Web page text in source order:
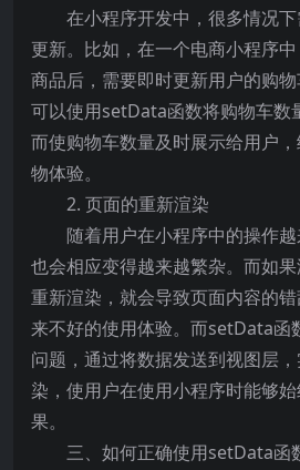
在小程序开发中，很多情况
更新。比如，在一个电商小程序
商品后，需要即时更新用户的购
可以使用setData函数将购物车数
而使购物车数量及时展示给用户
物体验。
2. 页面的重新渲染
随着用户在小程序中的操作
也会相应变得越来越繁杂。而如
重新渲染，就会导致页面内容的
来不好的使用体验。而setData函
问题，通过将数据发送到视图层
染，使用户在使用小程序时能够
果。
三、如何正确使用setData函